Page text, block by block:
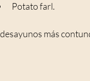
Potato farl.
más